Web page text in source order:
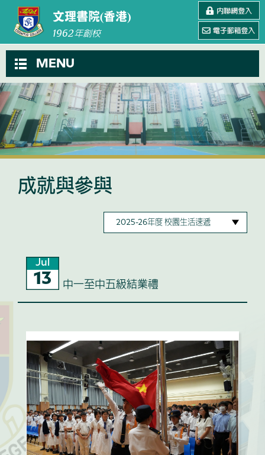
文理書院(香港)
1962年創校
MENU
成就與參與
Jul
13 中一至中五級結業禮